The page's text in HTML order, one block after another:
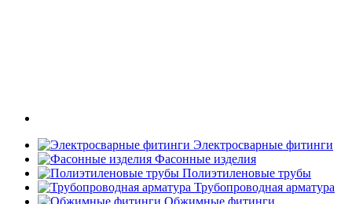
Электросварные фитинги
Фасонные изделия
Полиэтиленовые трубы
Трубопроводная арматура